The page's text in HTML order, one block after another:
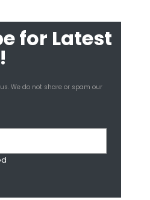
for Latest
We do not share or spam our